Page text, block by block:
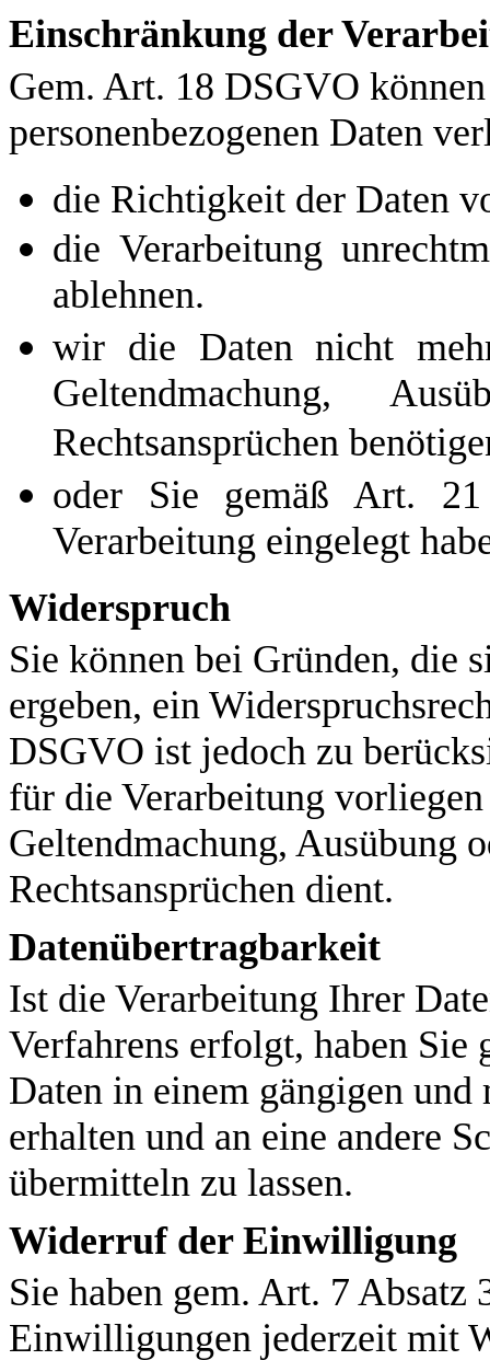
Einschränkung der
Gem. Art. 18 DSGVO
personenbezogenen Daten
die Richtigkeit der Daten
die Verarbeitung
ablehnen.
wir die Daten nicht
Geltendmachung,
Rechtsansprüchen
oder Sie gemäß Art.
Verarbeitung eingelegt
Widerspruch
Sie können bei Gründen, die
ergeben, ein
DSGVO ist jedoch zu
für die Verarbeitung
Geltendmachung, Ausübung
Rechtsansprüchen dient.
Datenübertragbarkeit
Ist die Verarbeitung Ihrer
Verfahrens erfolgt, haben
Daten in einem gängigen und
erhalten und an eine andere
übermitteln zu lassen.
Widerruf der Einwilligung
Sie haben gem. Art. 7
Einwilligungen jederzeit mit